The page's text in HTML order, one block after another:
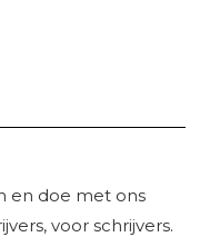
en doe met ons
voor schrijvers.